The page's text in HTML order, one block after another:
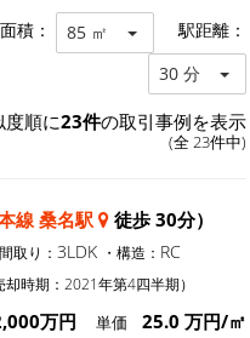
積： 85 ㎡ 駅距離：
30 分
度順に23件の取引事例を表示
(全 23件中)
線 桑名駅 徒歩 30分）
取り： 3LDK ・構造： RC
却時期：2021年第4四半期）
万円 単価 25.0 万円/㎡